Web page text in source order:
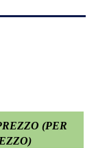
(PER